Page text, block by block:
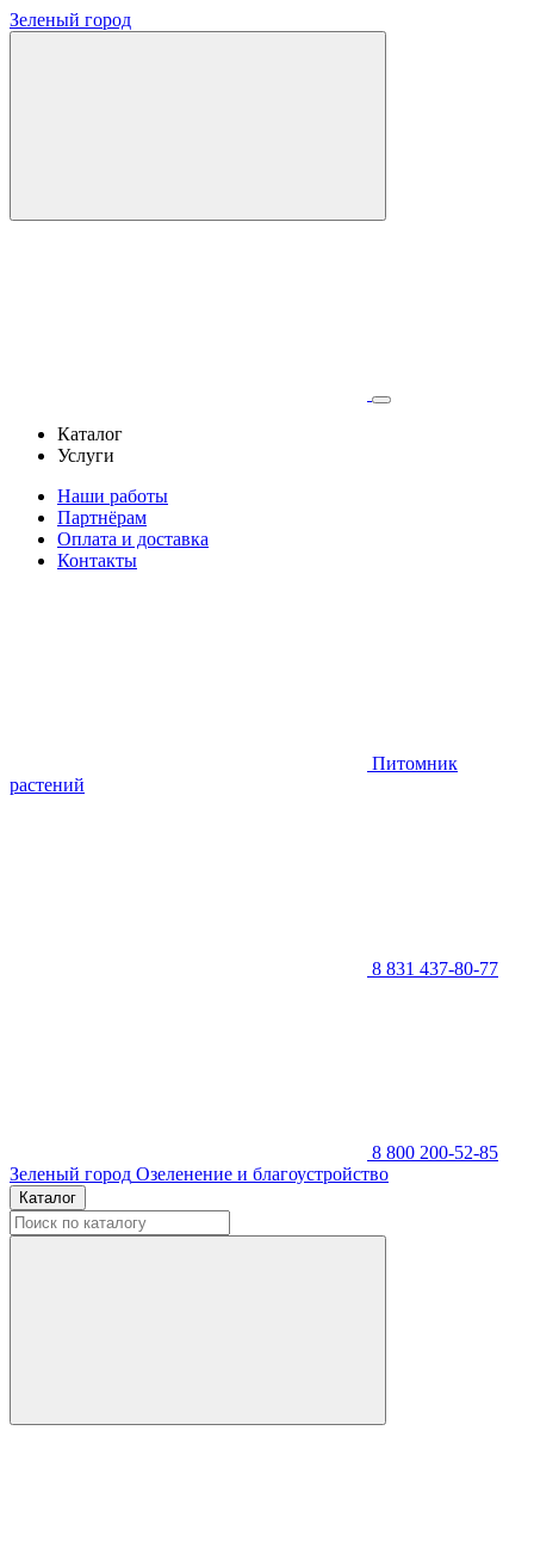
Зеленый город
Каталог
Услуги
Наши работы
Партнёрам
Оплата и доставка
Контакты
Питомник
растений
8 831 437-80-77
8 800 200-52-85
Зеленый город Озеленение и благоустройство
Каталог